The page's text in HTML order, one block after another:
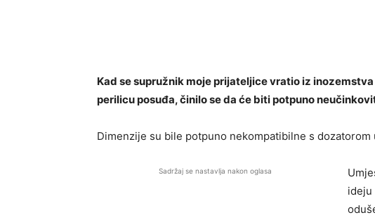
Kad se supružnik moje prijateljice vratio iz
perilicu posuđa, činilo se da će biti potpuno
Dimenzije su bile potpuno nekompatibilne s
Sadržaj se nastavlja nakon oglasa
ideju